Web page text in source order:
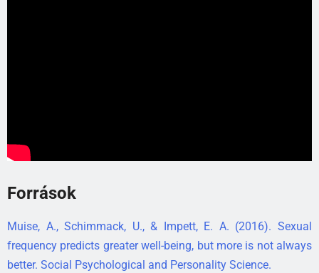
Források
Muise, A., Schimmack, U., & Impett, E. A. (2016). Sexual
frequency predicts greater well-being, but more is not always
better. Social Psychological and Personality Science.